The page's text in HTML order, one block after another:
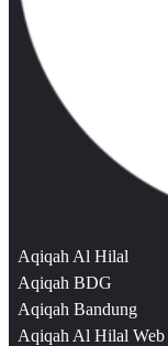
Aqiqah Al Hilal
Aqiqah BDG
Aqiqah Bandung
Aqiqah Al Hilal Web